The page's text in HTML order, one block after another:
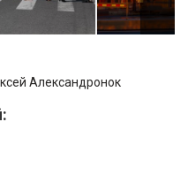
Александронок